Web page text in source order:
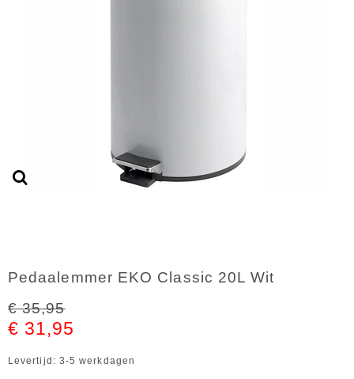
Pedaalemmer EKO Classic 20L Wit
€ 35,95
€ 31,95
Levertijd: 3-5 werkdagen